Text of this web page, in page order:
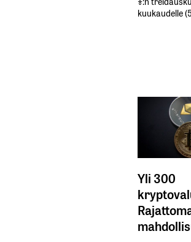
kuukaudelle​
Yli 300